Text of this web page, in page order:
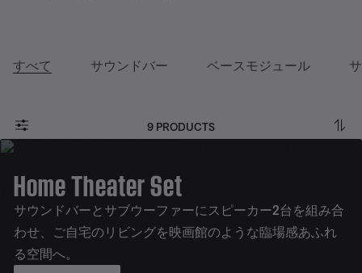
すべて サウンドバー ベースモジュール
9 PRODUCTS
Home Theater Set
サウンドバーとサブウーファーにスピーカー2台を組み合
わせ、ご自宅のリビングを映画館のような臨場感あふれ
る空間へ。